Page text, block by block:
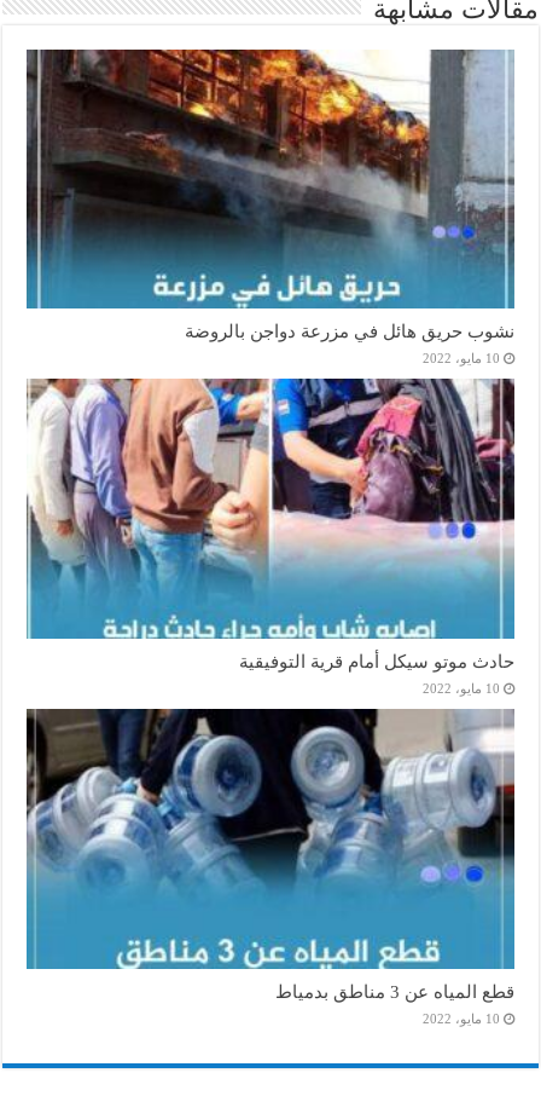
مقالات مشابهة
نشوب حريق هائل في مزرعة دواجن بالروضة
10 مايو، 2022
حادث موتو سيكل أمام قرية التوفيقية
10 مايو، 2022
قطع المياه عن 3 مناطق بدمياط
10 مايو، 2022